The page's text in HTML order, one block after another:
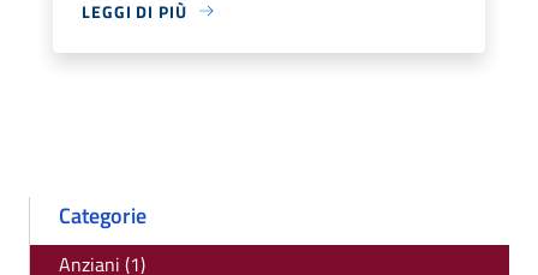
LEGGI DI PIÙ
Categorie
Anziani (1)